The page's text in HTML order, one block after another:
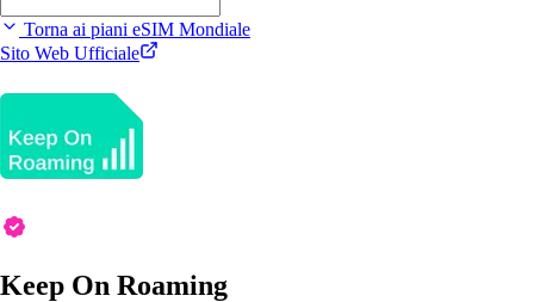
Torna ai piani eSIM Mondiale
Sito Web Ufficiale
Keep On Roaming